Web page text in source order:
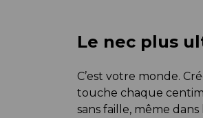
Le nec plus
C’est votre monde.
touche chaque
sans faille, même